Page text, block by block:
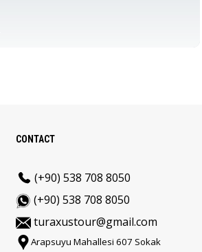
CONTACT
(+90) 538 708 8050
(+90) 538 708 8050
turaxustour@gmail.com
Arapsuyu Mahallesi 607 Sokak